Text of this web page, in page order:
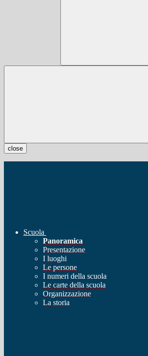
close
Scuola
Panoramica
Presentazione
I luoghi
Le persone
I numeri della scuola
Le carte della scuola
Organizzazione
La storia